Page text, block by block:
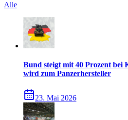
Alle
Bund steigt mit 40 Prozent bei
wird zum Panzerhersteller
23. Mai 2026